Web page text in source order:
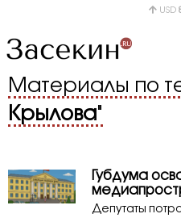
USD
Материалы по
Крылова"
Губдума
Депутаты